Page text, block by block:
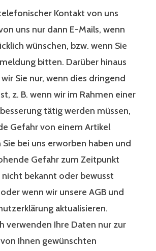
Kontakt von uns
uns nur dann E-Mails, wenn
wünschen, bzw. wenn Sie
bitten. Darüber hinaus
Sie nur, wenn dies dringend
z. B. wenn wir im Rahmen einer
tätig werden müssen,
Gefahr von einem Artikel
bei uns erworben haben und
Gefahr zum Zeitpunkt
nicht bekannt oder bewusst
wenn wir unsere AGB und
aktualisieren.
verwenden Ihre Daten nur zur
Ihnen gewünschten